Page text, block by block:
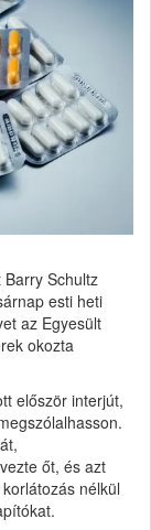
Schultz
esti heti
az Egyesült
okozta
először interjút,
őt, és azt
nélkül